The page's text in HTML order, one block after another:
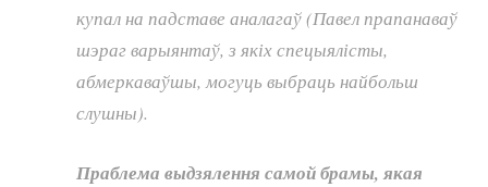
купал на падставе аналагаў (Павел прапанаваў
шэраг варыянтаў, з якіх спецыялісты,
абмеркаваўшы, могуць выбраць найбольш
слушны).
Праблема выдзялення самой брамы, якая